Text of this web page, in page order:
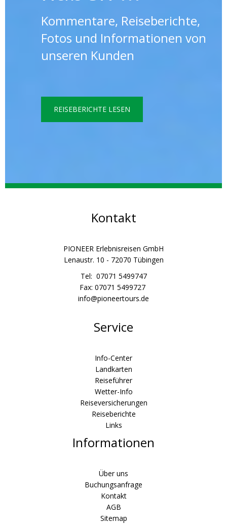
Kommentare, Reiseberichte,
Fotos und Informationen von
unseren Kunden
REISEBERICHTE LESEN
Kontakt
PIONEER Erlebnisreisen GmbH
Lenaustr. 10 - 72070 Tübingen
Tel: 07071 5499747
Fax: 07071 5499727
info@pioneertours.de
Service
Info-Center
Landkarten
Reiseführer
Wetter-Info
Reiseversicherungen
Reiseberichte
Links
Informationen
Über uns
Buchungsanfrage
Kontakt
AGB
Sitemap